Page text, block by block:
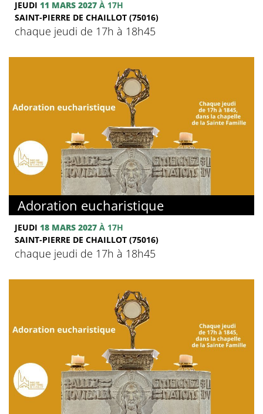
JEUDI 11 MARS 2027 À 17H
SAINT-PIERRE DE CHAILLOT (75016)
chaque jeudi de 17h à 18h45
Adoration eucharistique
JEUDI 18 MARS 2027 À 17H
SAINT-PIERRE DE CHAILLOT (75016)
chaque jeudi de 17h à 18h45